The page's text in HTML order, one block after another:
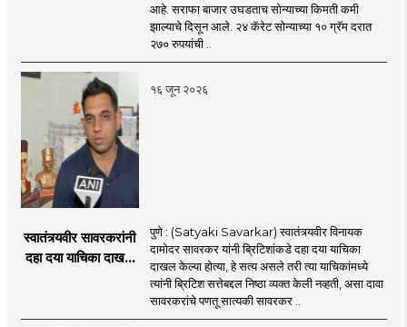
आहे. सराफा बाजार उघडताच सोन्याच्या किमती कमी
झाल्याचे दिसून आले. २४ कॅरेट सोन्याच्या १० ग्रॅम दरात
२७० रुपयांची ..
१६ जून २०२६
स्वातंत्र्यवीर सावरकरांनी
दहा दया याचिका दाखल
निष्ठा व्यक्त केली नाही’!
पुणे : (Satyaki Savarkar) स्वातंत्र्यवीर विनायक
दामोदर सावरकर यांनी ब्रिटिशांकडे दहा दया याचिका
दाखल केल्या होत्या, हे सत्य असले तरी त्या याचिकांमध्ये
त्यांनी ब्रिटिश सत्तेबद्दल निष्ठा व्यक्त केली नव्हती, असा दावा
सावरकरांचे पणतू सात्यकी सावरकर ..